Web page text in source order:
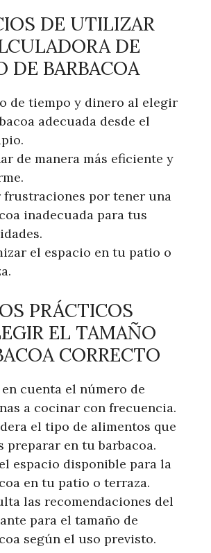
DE UTILIZAR
DE
DE BARBACOA
de tiempo y dinero al elegir
adecuada desde el
de manera más eficiente y
frustraciones por tener una
inadecuada para tus
el espacio en tu patio o
PRÁCTICOS
EL TAMAÑO
CORRECTO
cuenta el número de
a cocinar con frecuencia.
el tipo de alimentos que
preparar en tu barbacoa.
espacio disponible para la
en tu patio o terraza.
las recomendaciones del
para el tamaño de
según el uso previsto.